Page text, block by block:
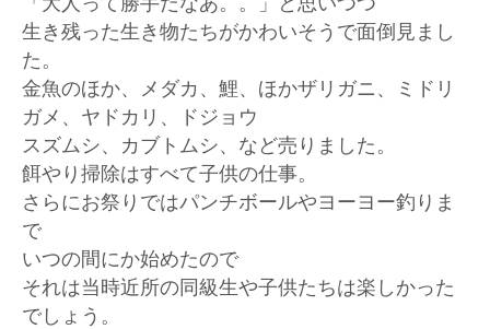
生き残った生き物たちがかわいそうで面倒見まし
た。
金魚のほか、メダカ、鯉、ほかザリガニ、ミドリ
ガメ、ヤドカリ、ドジョウ
スズムシ、カブトムシ、など売りました。
餌やり掃除はすべて子供の仕事。
さらにお祭りではパンチボールやヨーヨー釣りま
で
いつの間にか始めたので
それは当時近所の同級生や子供たちは楽しかった
でしょう。